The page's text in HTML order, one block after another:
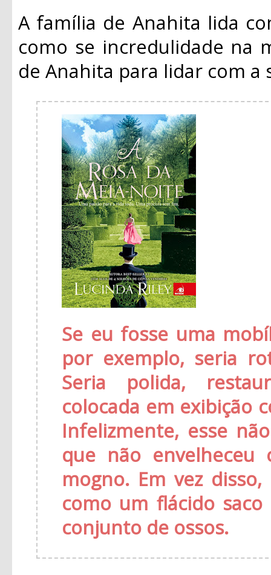
A família de Anahita lida
como se incredulidade na
de Anahita para lidar com a
Se eu fosse uma
por exemplo, seria
Seria polida,
colocada em exibição
Infelizmente, esse
que não envelheceu
mogno. Em vez
como um flácido
conjunto de ossos.